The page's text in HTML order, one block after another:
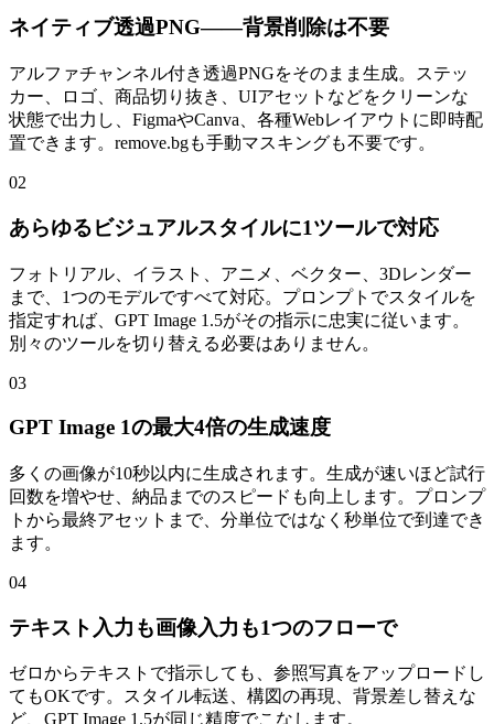
ネイティブ透過PNG――背景削除は不要
アルファチャンネル付き透過PNGをそのまま生成。ステッ
カー、ロゴ、商品切り抜き、UIアセットなどをクリーンな
状態で出力し、FigmaやCanva、各種Webレイアウトに即時配
置できます。remove.bgも手動マスキングも不要です。
02
あらゆるビジュアルスタイルに1ツールで対応
フォトリアル、イラスト、アニメ、ベクター、3Dレンダー
まで、1つのモデルですべて対応。プロンプトでスタイルを
指定すれば、GPT Image 1.5がその指示に忠実に従います。
別々のツールを切り替える必要はありません。
03
GPT Image 1の最大4倍の生成速度
多くの画像が10秒以内に生成されます。生成が速いほど試行
回数を増やせ、納品までのスピードも向上します。プロンプ
トから最終アセットまで、分単位ではなく秒単位で到達でき
ます。
04
テキスト入力も画像入力も1つのフローで
ゼロからテキストで指示しても、参照写真をアップロードし
てもOKです。スタイル転送、構図の再現、背景差し替えな
ど、GPT Image 1.5が同じ精度でこなします。